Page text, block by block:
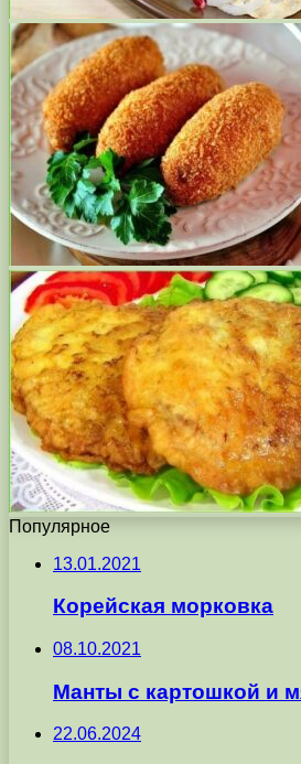
Популярное
13.01.2021
Корейская морковка
08.10.2021
Манты с картошкой и
22.06.2024